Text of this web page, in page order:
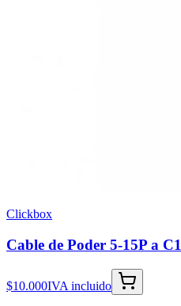
Clickbox
Cable de Poder 5-15P a
$10.000IVA incluido